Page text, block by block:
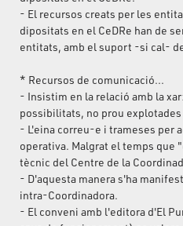
- El recursos creats per les
dipositats en el CeDRe han de
entitats, amb el suport -si cal-
* Recursos de comunicació...
- Insistim en la relació amb la
possibilitats, no prou explotades
- L'eina correu-e i trameses per
operativa. Malgrat el temps que
tècnic del Centre de la
- D'aquesta manera s'ha
intra-Coordinadora.
- El conveni amb l'editora d'El